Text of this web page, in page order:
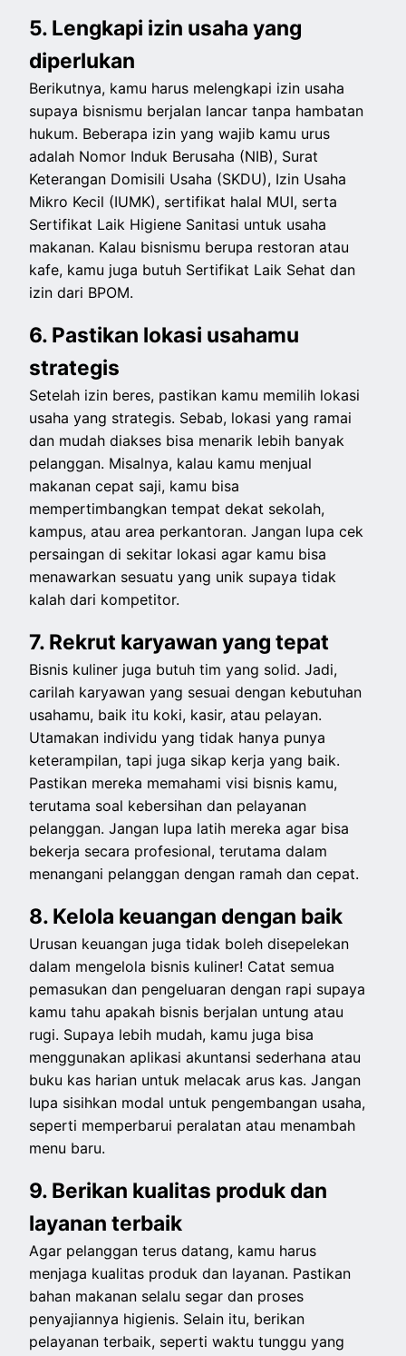
5. Lengkapi izin usaha yang
diperlukan
Berikutnya, kamu harus melengkapi izin usaha
supaya bisnismu berjalan lancar tanpa hambatan
hukum. Beberapa izin yang wajib kamu urus
adalah Nomor Induk Berusaha (NIB), Surat
Keterangan Domisili Usaha (SKDU), Izin Usaha
Mikro Kecil (IUMK), sertifikat halal MUI, serta
Sertifikat Laik Higiene Sanitasi untuk usaha
makanan. Kalau bisnismu berupa restoran atau
kafe, kamu juga butuh Sertifikat Laik Sehat dan
izin dari BPOM.
6. Pastikan lokasi usahamu
strategis
Setelah izin beres, pastikan kamu memilih lokasi
usaha yang strategis. Sebab, lokasi yang ramai
dan mudah diakses bisa menarik lebih banyak
pelanggan. Misalnya, kalau kamu menjual
makanan cepat saji, kamu bisa
mempertimbangkan tempat dekat sekolah,
kampus, atau area perkantoran. Jangan lupa cek
persaingan di sekitar lokasi agar kamu bisa
menawarkan sesuatu yang unik supaya tidak
kalah dari kompetitor.
7. Rekrut karyawan yang tepat
Bisnis kuliner juga butuh tim yang solid. Jadi,
carilah karyawan yang sesuai dengan kebutuhan
usahamu, baik itu koki, kasir, atau pelayan.
Utamakan individu yang tidak hanya punya
keterampilan, tapi juga sikap kerja yang baik.
Pastikan mereka memahami visi bisnis kamu,
terutama soal kebersihan dan pelayanan
pelanggan. Jangan lupa latih mereka agar bisa
bekerja secara profesional, terutama dalam
menangani pelanggan dengan ramah dan cepat.
8. Kelola keuangan dengan baik
Urusan keuangan juga tidak boleh disepelekan
dalam mengelola bisnis kuliner! Catat semua
pemasukan dan pengeluaran dengan rapi supaya
kamu tahu apakah bisnis berjalan untung atau
rugi. Supaya lebih mudah, kamu juga bisa
menggunakan aplikasi akuntansi sederhana atau
buku kas harian untuk melacak arus kas. Jangan
lupa sisihkan modal untuk pengembangan usaha,
seperti memperbarui peralatan atau menambah
menu baru.
9. Berikan kualitas produk dan
layanan terbaik
Agar pelanggan terus datang, kamu harus
menjaga kualitas produk dan layanan. Pastikan
bahan makanan selalu segar dan proses
penyajiannya higienis. Selain itu, berikan
pelayanan terbaik, seperti waktu tunggu yang